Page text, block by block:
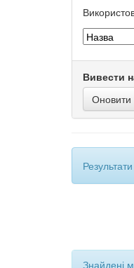
Вивести
Знайдені